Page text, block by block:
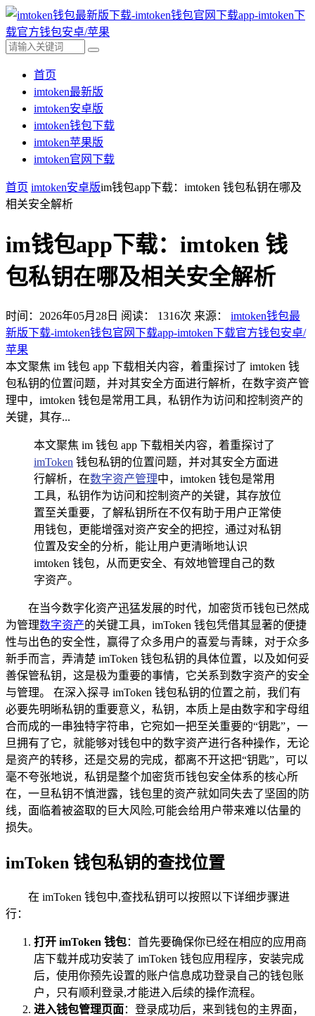
首页
imtoken最新版
imtoken安卓版
imtoken钱包下载
imtoken苹果版
imtoken官网下载
首页 imtoken安卓版im钱包app下载：imtoken 钱包私钥在哪及
相关安全解析
im钱包app下载：imtoken 钱
包私钥在哪及相关安全解析
时间：2026年05月28日 阅读： 1316次 来源： imtoken钱包最
新版下载-imtoken钱包官网下载app-imtoken下载官方钱包安卓/
苹果
本文聚焦 im 钱包 app 下载相关内容，着重探讨了 imtoken 钱
包私钥的位置问题，并对其安全方面进行解析，在数字资产管
理中，imtoken 钱包是常用工具，私钥作为访问和控制资产的
关键，其存...
本文聚焦 im 钱包 app 下载相关内容，着重探讨了
imToken 钱包私钥的位置问题，并对其安全方面进
行解析，在数字资产管理中，imtoken 钱包是常用
工具，私钥作为访问和控制资产的关键，其存放位
置至关重要，了解私钥所在不仅有助于用户正常使
用钱包，更能增强对资产安全的把控，通过对私钥
位置及安全的分析，能让用户更清晰地认识
imtoken 钱包，从而更安全、有效地管理自己的数
字资产。
在当今数字化资产迅猛发展的时代，加密货币钱包已然成
为管理数字资产的关键工具，imToken 钱包凭借其显著的便捷
性与出色的安全性，赢得了众多用户的喜爱与青睐，对于众多
新手而言，弄清楚 imToken 钱包私钥的具体位置，以及如何妥
善保管私钥，这是极为重要的事情，它关系到数字资产的安全
与管理。 在深入探寻 imToken 钱包私钥的位置之前，我们有
必要先明晰私钥的重要意义，私钥，本质上是由数字和字母组
合而成的一串独特字符串，它宛如一把至关重要的“钥匙”，一
旦拥有了它，就能够对钱包中的数字资产进行各种操作，无论
是资产的转移，还是交易的完成，都离不开这把“钥匙”，可以
毫不夸张地说，私钥是整个加密货币钱包安全体系的核心所
在，一旦私钥不慎泄露，钱包里的资产就如同失去了坚固的防
线，面临着被盗取的巨大风险,可能会给用户带来难以估量的
损失。
imToken 钱包私钥的查找位置
在 imToken 钱包中,查找私钥可以按照以下详细步骤进
行：
打开 imToken 钱包：首先要确保你已经在相应的应用商
店下载并成功安装了 imToken 钱包应用程序，安装完成
后，使用你预先设置的账户信息成功登录自己的钱包账
户，只有顺利登录,才能进入后续的操作流程。
进入钱包管理页面：登录成功后，来到钱包的主界面，